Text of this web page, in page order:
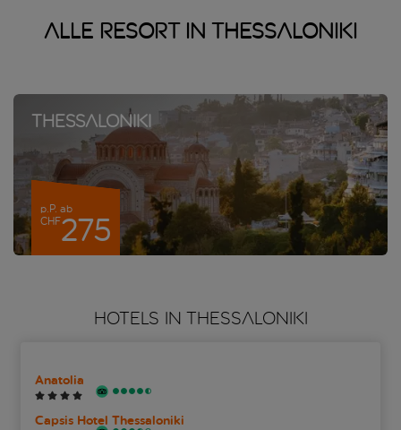
Alle Resort in Thessaloniki
Thessaloniki
p.P. ab
CHF275
HOTELS IN THESSALONIKI
Anatolia
Capsis Hotel Thessaloniki